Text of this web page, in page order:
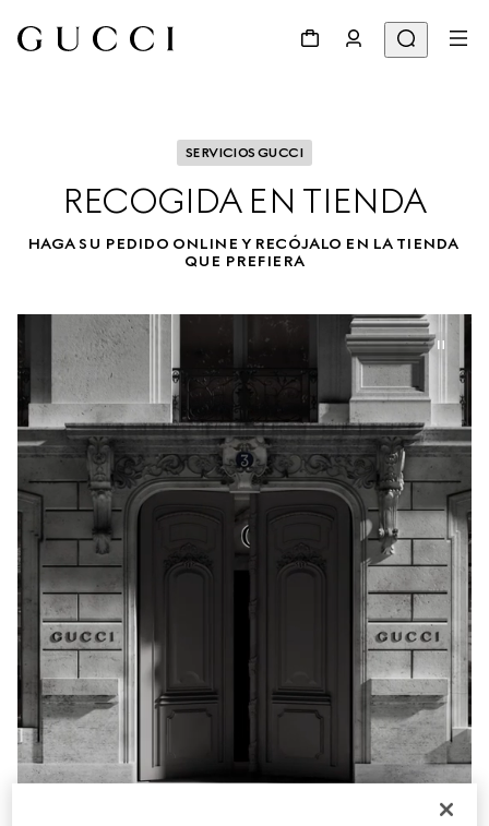
SERVICIOS GUCCI
RECOGIDA EN TIENDA
HAGA SU PEDIDO ONLINE Y RECÓJALO EN LA TIENDA
QUE PREFIERA